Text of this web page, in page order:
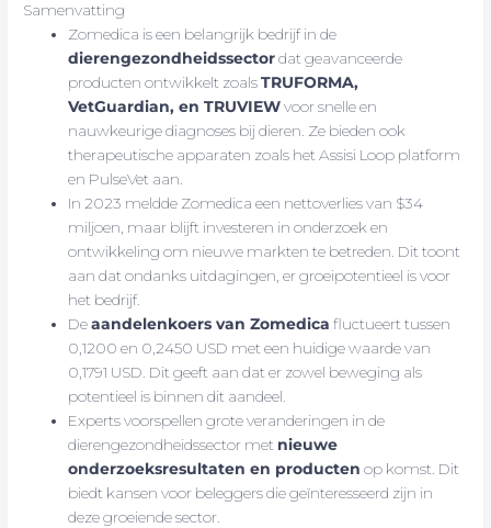
Samenvatting
Zomedica is een belangrijk bedrijf in de
dierengezondheidssectordat geavanceerde
producten ontwikkelt zoalsTRUFORMA,
VetGuardian, en TRUVIEWvoor snelle en
nauwkeurige diagnoses bij dieren. Ze bieden ook
therapeutische apparaten zoals het Assisi Loop platform
en PulseVet aan.
In 2023 meldde Zomedica een nettoverlies van $34
miljoen, maar blijft investeren in onderzoek en
ontwikkeling om nieuwe markten te betreden. Dit toont
aan dat ondanks uitdagingen, er groeipotentieel is voor
het bedrijf.
Deaandelenkoers van Zomedica fluctueert tussen
0,1200 en 0,2450 USD met een huidige waarde van
0,1791 USD. Dit geeft aan dat er zowel beweging als
potentieel is binnen dit aandeel.
Experts voorspellen grote veranderingen in de
dierengezondheidssector met nieuwe
onderzoeksresultaten en producten op komst. Dit
biedt kansen voor beleggers die geïnteresseerd zijn in
deze groeiende sector.